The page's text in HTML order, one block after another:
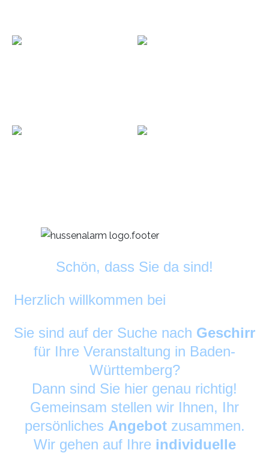
Schön, dass Sie da sind!
Herzlich willkommen bei
Sie sind auf der Suche nach Geschirr
für Ihre Veranstaltung in Baden-
Württemberg?
Dann sind Sie hier genau richtig!
Gemeinsam stellen wir Ihnen, Ihr
persönliches Angebot zusammen.
Wir gehen auf Ihre individuelle